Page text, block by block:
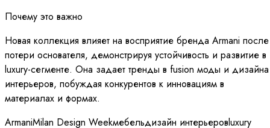
Почему это важно
Новая коллекция влияет на восприятие бренда Armani после
потери основателя, демонстрируя устойчивость и развитие в
luxury-сегменте. Она задает тренды в fusion моды и дизайна
интерьеров, побуждая конкурентов к инновациям в
материалах и формах.
ArmaniMilan Design Weekмебельдизайн интерьеровluxury